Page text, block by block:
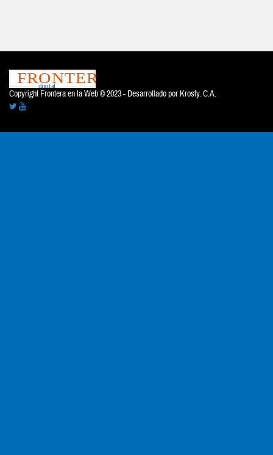
Copyright Frontera en la Web © 2023 - Desarrollado por Krosfy. C.A.